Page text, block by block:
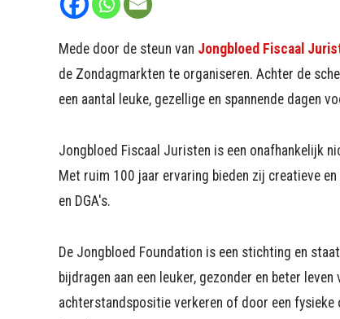
Mede door de steun van Jongbloed Fiscaal
de Zondagmarkten te organiseren. Achter de
een aantal leuke, gezellige en spannende dagen
Jongbloed Fiscaal Juristen is een onafhankelijk
Met ruim 100 jaar ervaring bieden zij creatieve
en DGA's.
De Jongbloed Foundation is een stichting en
bijdragen aan een leuker, gezonder en beter
achterstandspositie verkeren of door een